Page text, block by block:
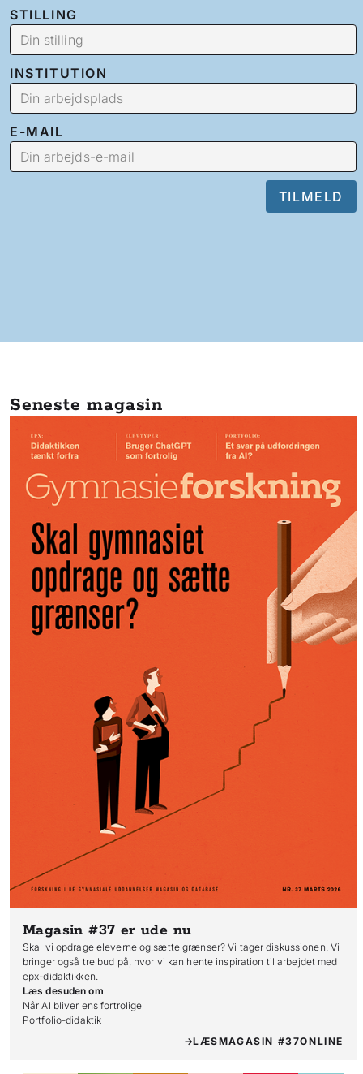
STILLING
INSTITUTION
E-MAIL
Seneste magasin
Magasin #37 er ude nu
Skal vi opdrage eleverne og sætte grænser? Vi tager diskussionen. Vi
bringer også tre bud på, hvor vi kan hente inspiration til arbejdet med
epx-didaktikken.
Læs desuden om
Når AI bliver ens fortrolige
Portfolio-didaktik
LÆSMAGASIN #37ONLINE